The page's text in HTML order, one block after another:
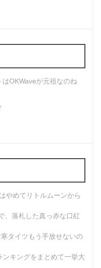
はOKWaveが元祖なのね
やめてリトルムーンから
、落札した真っ赤な口紅
タイツもう手放せないの
キングをまとめて一挙大